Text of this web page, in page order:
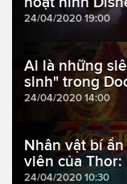
24/04/2020 19:00
Ai là những
sinh" trong
24/04/2020 14:00
Nhân vật bí
viên của Thor:
24/04/2020 10:30